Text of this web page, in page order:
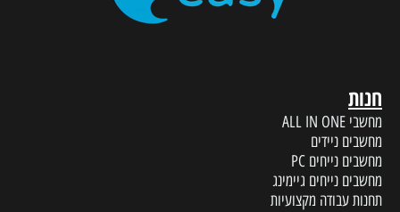
חנות
מחשבי ALL IN ONE
מחשבים ניידים
מחשבים נייחים PC
מחשבים נייחים גיימינג
תחנות עבודה מקצועיות